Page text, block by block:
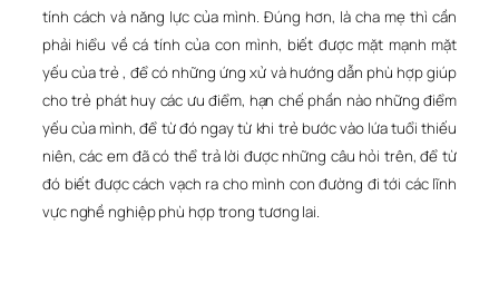
tính cách và năng lực của mình. Đúng hơn, là cha mẹ thì cần
phải hiểu về cá tính của con mình, biết được mặt mạnh mặt
yếu của trẻ , để có những ứng xử và hướng dẫn phù hợp giúp
cho trẻ phát huy các ưu điểm, hạn chế phần nào những điểm
yếu của mình, để từ đó ngay từ khi trẻ bước vào lứa tuổi thiếu
niên, các em đã có thể trả lời được những câu hỏi trên, để từ
đó biết được cách vạch ra cho mình con đường đi tới các lĩnh
vực nghề nghiệp phù hợp trong tương lai.